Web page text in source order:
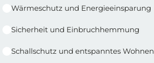
Wärmeschutz und Energieeinsparung
Sicherheit und Einbruchhemmung
Schallschutz und entspanntes Wohnen